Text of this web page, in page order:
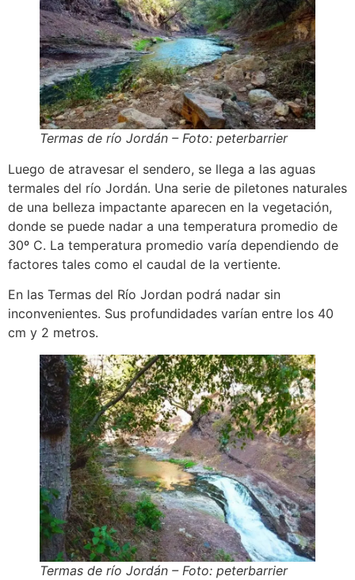
Termas de río Jordán – Foto: peterbarrier
Luego de atravesar el sendero, se llega a las aguas
termales del río Jordán. Una serie de piletones naturales
de una belleza impactante aparecen en la vegetación,
donde se puede nadar a una temperatura promedio de
30º C. La temperatura promedio varía dependiendo de
factores tales como el caudal de la vertiente.
En las Termas del Río Jordan podrá nadar sin
inconvenientes. Sus profundidades varían entre los 40
cm y 2 metros.
Termas de río Jordán – Foto: peterbarrier